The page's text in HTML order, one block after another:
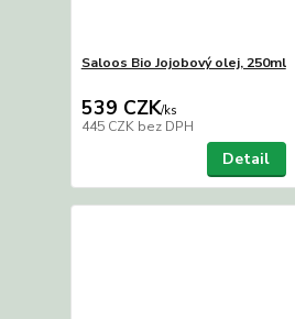
Saloos Bio Jojobový olej, 250ml
539 CZK/ks
445 CZK bez DPH
Detail